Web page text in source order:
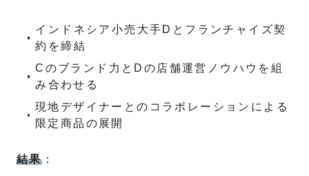
インドネシア小売大手Dとフランチャイズ契
約を締結
Cのブランド力とDの店舗運営ノウハウを組
み合わせる
現地デザイナーとのコラボレーションによる
限定商品の展開
結果：